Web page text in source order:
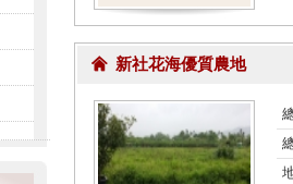
新社花海優質農地